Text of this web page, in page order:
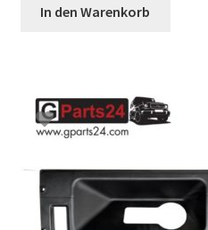
In den Warenkorb